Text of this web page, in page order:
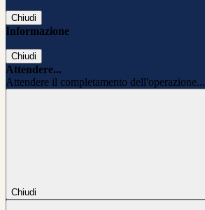
Chiudi
Informazione
Chiudi
Attendere...
Attendere il completamento dell'operazione...
Chiudi